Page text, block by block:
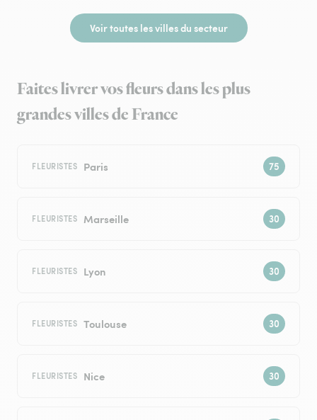
Voir toutes les villes du secteur
Faites livrer vos fleurs dans les plus
grandes villes de France
FLEURISTES Paris
FLEURISTES Marseille
FLEURISTES Lyon
FLEURISTES Toulouse
FLEURISTES Nice